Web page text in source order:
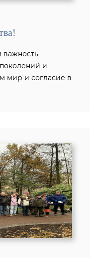
и
мир и согласие в